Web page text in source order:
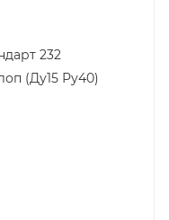
232
(Ду15 Ру40)